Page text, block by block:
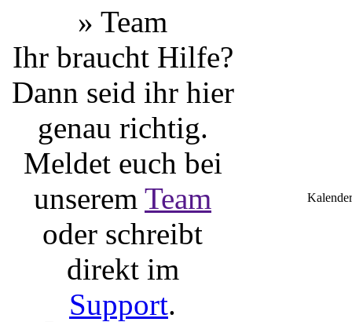
» Team
Ihr braucht Hilfe?
Dann seid ihr hier
genau richtig.
Meldet euch bei
unserem Team
oder schreibt
direkt im
Support.